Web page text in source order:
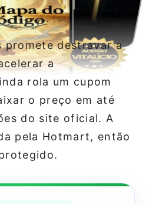
promete destravar a
a
rola um cupom
o preço em até
do site oficial. A
pela Hotmart, então